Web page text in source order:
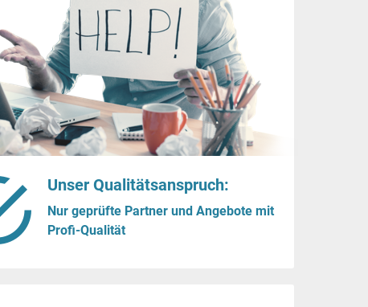
Unser Qualitätsanspruch:
Nur geprüfte Partner und Angebote mit
Profi-Qualität